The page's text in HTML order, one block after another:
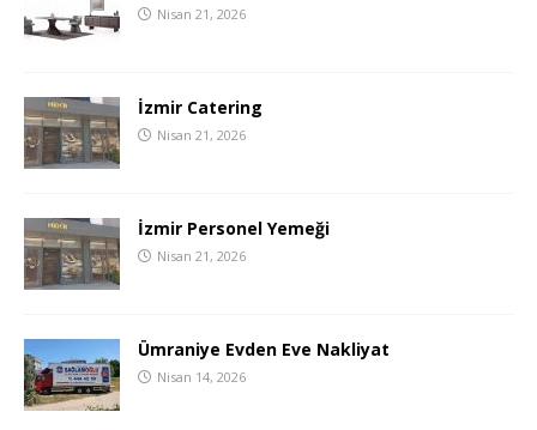
Nisan 21, 2026
İzmir Catering
Nisan 21, 2026
İzmir Personel Yemeği
Nisan 21, 2026
Ümraniye Evden Eve Nakliyat
Nisan 14, 2026